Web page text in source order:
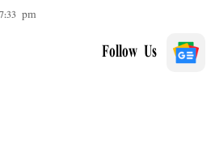
pm
Follow Us